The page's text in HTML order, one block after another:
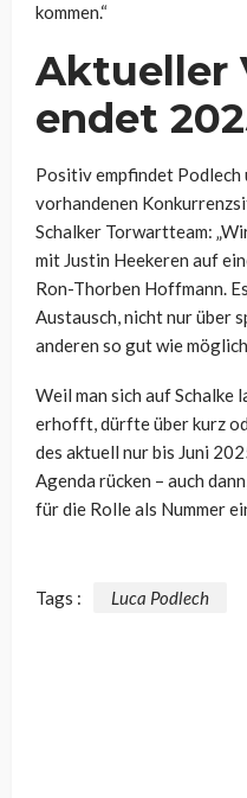
kommen.“
Aktueller
endet
Positiv empfindet
vorhandenen
Schalker Torwartteam: „
mit Justin Heekeren auf
Ron-Thorben Hoffmann.
Austausch, nicht nur über
anderen so gut wie
Weil man sich auf
erhofft, dürfte über kurz
des aktuell nur bis Juni
Agenda rücken – auch
für die Rolle als Nummer
Tags : Luca Podlech